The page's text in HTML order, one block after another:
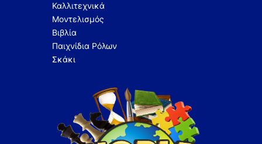
Καλλιτεχνικά
Μοντελισμός
Βιβλία
Παιχνίδια Ρόλων
Σκάκι